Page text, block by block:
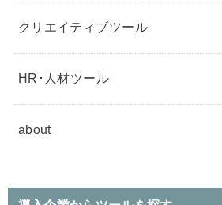
クリエイティブツール
HR･人材ツール
about